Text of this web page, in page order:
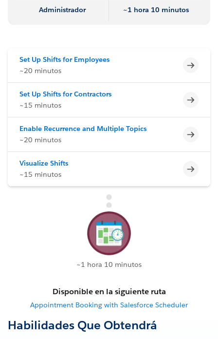
Administrador ~1 hora 10 minutos
Set Up Shifts for Employees
~20 minutos
Set Up Shifts for Contractors
~15 minutos
Enable Recurrence and Multiple Topics
~20 minutos
Visualize Shifts
~15 minutos
~1 hora 10 minutos
Disponible en la siguiente ruta
Appointment Booking with Salesforce Scheduler
Habilidades Que Obtendrá